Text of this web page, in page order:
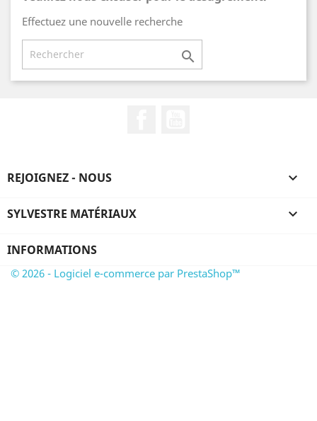
Effectuez une nouvelle recherche

REJOIGNEZ - NOUS 
SYLVESTRE MATÉRIAUX 
INFORMATIONS
© 2026 - Logiciel e-commerce par PrestaShop™